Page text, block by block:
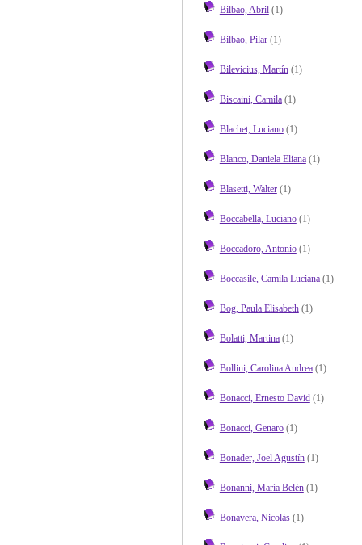
Bilbao, Abril(1)
Bilbao, Pilar(1)
Bilevicius, Martín(1)
Biscaini, Camila(1)
Blachet, Luciano(1)
Blanco, Daniela Eliana(1)
Blasetti, Walter(1)
Boccabella, Luciano(1)
Boccadoro, Antonio(1)
Boccasile, Camila Luciana(1)
Bog, Paula Elisabeth(1)
Bolatti, Martina(1)
Bollini, Carolina Andrea(1)
Bonacci, Ernesto David(1)
Bonacci, Genaro(1)
Bonader, Joel Agustín(1)
Bonanni, María Belén(1)
Bonavera, Nicolás(1)